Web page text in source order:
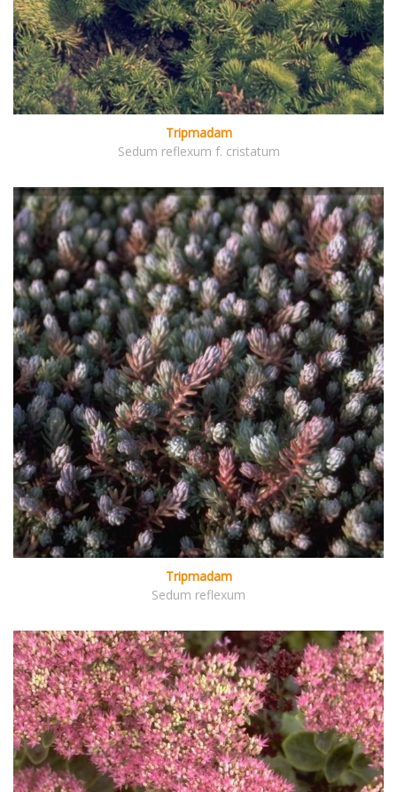
Tripmadam
Sedum reflexum f. cristatum
Tripmadam
Sedum reflexum